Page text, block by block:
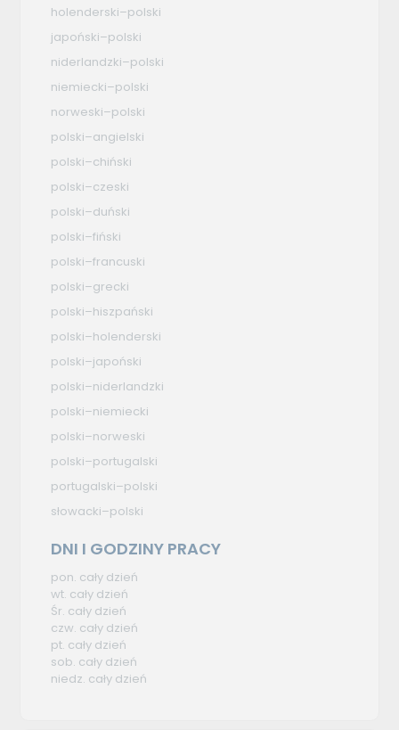
holenderski–polski
japoński–polski
niderlandzki–polski
niemiecki–polski
norweski–polski
polski–angielski
polski–chiński
polski–czeski
polski–duński
polski–fiński
polski–francuski
polski–grecki
polski–hiszpański
polski–holenderski
polski–japoński
polski–niderlandzki
polski–niemiecki
polski–norweski
polski–portugalski
portugalski–polski
słowacki–polski
DNI I GODZINY PRACY
pon. cały dzień
wt. cały dzień
Śr. cały dzień
czw. cały dzień
pt. cały dzień
sob. cały dzień
niedz. cały dzień